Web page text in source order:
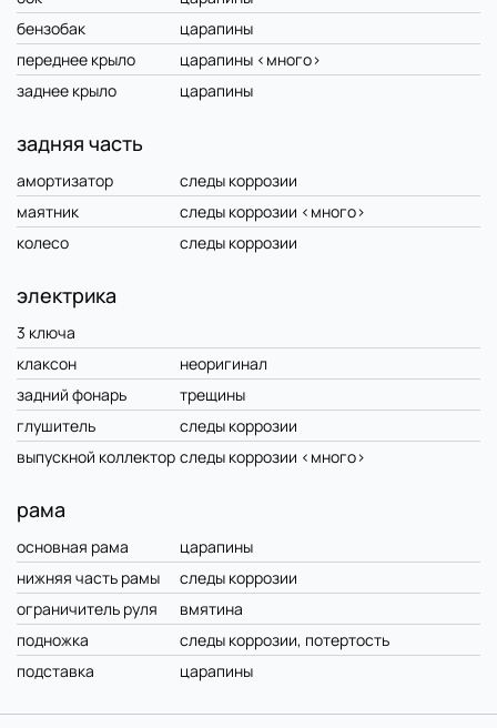
бензобак
царапины
переднее крыло
царапины <много>
заднее крыло
царапины
задняя часть
амортизатор
следы коррозии
маятник
следы коррозии <много>
колесо
следы коррозии
электрика
3 ключа
клаксон
неоригинал
задний фонарь
трещины
глушитель
следы коррозии
выпускной коллектор следы коррозии <много>
рама
основная рама
царапины
нижняя часть рамы
следы коррозии
ограничитель руля
вмятина
подножка
следы коррозии, потертость
подставка
царапины